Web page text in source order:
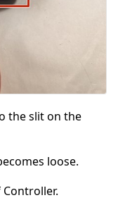
the slit on the
loose.